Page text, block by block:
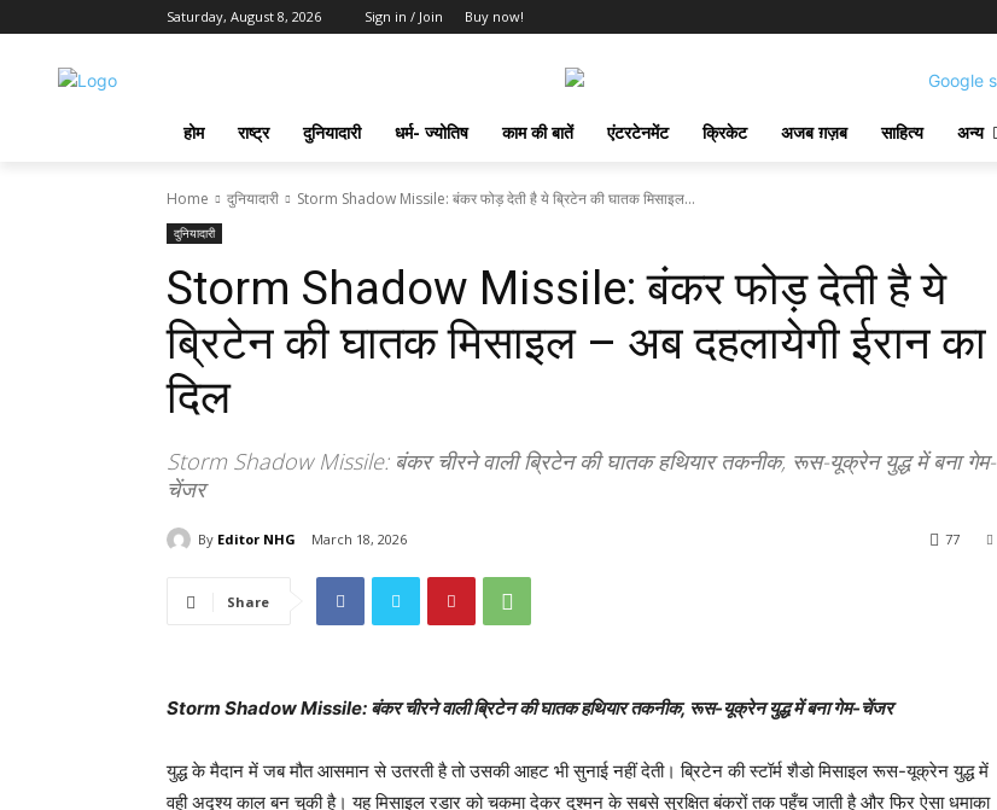
Saturday, August 8, 2026 Sign in / Join Buy now!
होम राष्ट्र दुनियादारी धर्म- ज्योतिष काम की बातें एंटरटेनमेंट क्रिकेट अजब ग़ज़ब साहित्य अन्य
Home दुनियादारी Storm Shadow Missile: बंकर फोड़ देती है ये ब्रिटेन की घातक मिसाइल...
दुनियादारी
Storm Shadow Missile: बंकर फोड़ देती है ये
ब्रिटेन की घातक मिसाइल – अब दहलायेगी ईरान का
दिल
Storm Shadow Missile: बंकर चीरने वाली ब्रिटेन की घातक हथियार तकनीक, रूस-यूक्रेन युद्ध में बना गेम-
चेंजर
By Editor NHG March 18, 2026 77
Share
Storm Shadow Missile: बंकर चीरने वाली ब्रिटेन की घातक हथियार तकनीक, रूस-यूक्रेन युद्ध में बना गेम-चेंजर
युद्ध के मैदान में जब मौत आसमान से उतरती है तो उसकी आहट भी सुनाई नहीं देती। ब्रिटेन की स्टॉर्म शैडो मिसाइल रूस-यूक्रेन युद्ध में
वही अदृश्य काल बन चुकी है। यह मिसाइल रडार को चकमा देकर दुश्मन के सबसे सुरक्षित बंकरों तक पहुँच जाती है और फिर ऐसा धमाका